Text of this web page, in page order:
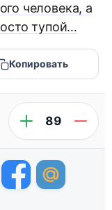
человека, а
тупой…
Копировать
89